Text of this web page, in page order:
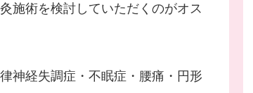
施術を検討していただくのがオス
神経失調症・不眠症・腰痛・円形